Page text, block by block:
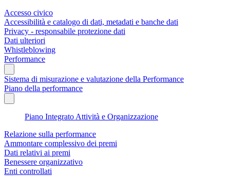
Accesso civico
Accessibilità e catalogo di dati, metadati e banche dati
Privacy - responsabile protezione dati
Dati ulteriori
Whistleblowing
Performance
Sistema di misurazione e valutazione della Performance
Piano della performance
Piano Integrato Attività e Organizzazione
Relazione sulla performance
Ammontare complessivo dei premi
Dati relativi ai premi
Benessere organizzativo
Enti controllati